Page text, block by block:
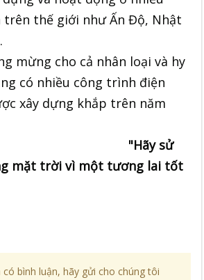
thế giới như Ấn Độ, Nhật
mừng cho cả nhân loại và hy
có nhiều công trình điện
xây dựng khắp trên năm
sử
mặt trời vì một tương lai tốt
bình luận, hãy gửi cho chúng tôi